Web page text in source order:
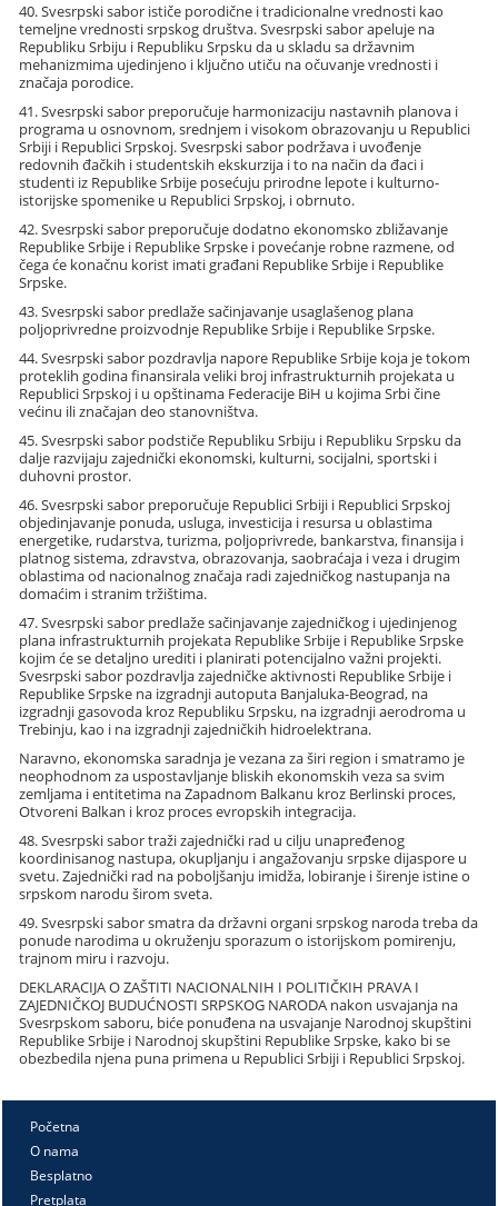
40. Svesrpski sabor ističe porodične i tradicionalne vrednosti kao
temeljne vrednosti srpskog društva. Svesrpski sabor apeluje na
Republiku Srbiju i Republiku Srpsku da u skladu sa državnim
mehanizmima ujedinjeno i ključno utiču na očuvanje vrednosti i
značaja porodice.
41. Svesrpski sabor preporučuje harmonizaciju nastavnih planova i
programa u osnovnom, srednjem i visokom obrazovanju u Republici
Srbiji i Republici Srpskoj. Svesrpski sabor podržava i uvođenje
redovnih đačkih i studentskih ekskurzija i to na način da đaci i
studenti iz Republike Srbije posećuju prirodne lepote i kulturno-
istorijske spomenike u Republici Srpskoj, i obrnuto.
42. Svesrpski sabor preporučuje dodatno ekonomsko zbližavanje
Republike Srbije i Republike Srpske i povećanje robne razmene, od
čega će konačnu korist imati građani Republike Srbije i Republike
Srpske.
43. Svesrpski sabor predlaže sačinjavanje usaglašenog plana
poljoprivredne proizvodnje Republike Srbije i Republike Srpske.
44. Svesrpski sabor pozdravlja napore Republike Srbije koja je tokom
proteklih godina finansirala veliki broj infrastrukturnih projekata u
Republici Srpskoj i u opštinama Federacije BiH u kojima Srbi čine
većinu ili značajan deo stanovništva.
45. Svesrpski sabor podstiče Republiku Srbiju i Republiku Srpsku da
dalje razvijaju zajednički ekonomski, kulturni, socijalni, sportski i
duhovni prostor.
46. Svesrpski sabor preporučuje Republici Srbiji i Republici Srpskoj
objedinjavanje ponuda, usluga, investicija i resursa u oblastima
energetike, rudarstva, turizma, poljoprivrede, bankarstva, finansija i
platnog sistema, zdravstva, obrazovanja, saobraćaja i veza i drugim
oblastima od nacionalnog značaja radi zajedničkog nastupanja na
domaćim i stranim tržištima.
47. Svesrpski sabor predlaže sačinjavanje zajedničkog i ujedinjenog
plana infrastrukturnih projekata Republike Srbije i Republike Srpske
kojim će se detaljno urediti i planirati potencijalno važni projekti.
Svesrpski sabor pozdravlja zajedničke aktivnosti Republike Srbije i
Republike Srpske na izgradnji autoputa Banjaluka-Beograd, na
izgradnji gasovoda kroz Republiku Srpsku, na izgradnji aerodroma u
Trebinju, kao i na izgradnji zajedničkih hidroelektrana.
Naravno, ekonomska saradnja je vezana za širi region i smatramo je
neophodnom za uspostavljanje bliskih ekonomskih veza sa svim
zemljama i entitetima na Zapadnom Balkanu kroz Berlinski proces,
Otvoreni Balkan i kroz proces evropskih integracija.
48. Svesrpski sabor traži zajednički rad u cilju unapređenog
koordinisanog nastupa, okupljanju i angažovanju srpske dijaspore u
svetu. Zajednički rad na poboljšanju imidža, lobiranje i širenje istine o
srpskom narodu širom sveta.
49. Svesrpski sabor smatra da državni organi srpskog naroda treba da
ponude narodima u okruženju sporazum o istorijskom pomirenju,
trajnom miru i razvoju.
DEKLARACIJA O ZAŠTITI NACIONALNIH I POLITIČKIH PRAVA I
ZAJEDNIČKOJ BUDUĆNOSTI SRPSKOG NARODA nakon usvajanja na
Svesrpskom saboru, biće ponuđena na usvajanje Narodnoj skupštini
Republike Srbije i Narodnoj skupštini Republike Srpske, kako bi se
obezbedila njena puna primena u Republici Srbiji i Republici Srpskoj.
Početna
O nama
Besplatno
Pretplata